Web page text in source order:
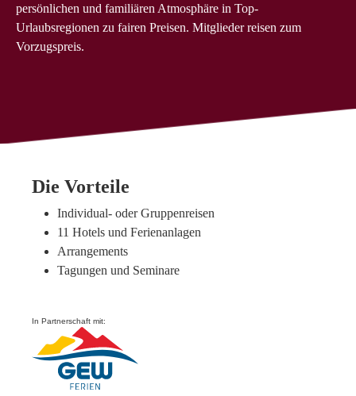
persönlichen und familiären Atmosphäre in Top-
Urlaubsregionen zu fairen Preisen. Mitglieder reisen zum
Vorzugspreis.
Die Vorteile
Individual- oder Gruppenreisen
11 Hotels und Ferienanlagen
Arrangements
Tagungen und Seminare
In Partnerschaft mit: